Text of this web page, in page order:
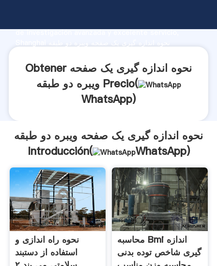
de investigación avanzada y excelente servicio,
clientes.
Obtener نحوه اندازه گیری یک صفحه
ویبره دو طبقه Precio(
WhatsApp)
نحوه اندازه گیری یک صفحه ویبره دو طبقه
Introducción(
WhatsApp)
نحوه راه اندازی و
استفاده از دستبند
محاسبه Bmi اندازه
گیری شاخص توده بدنی